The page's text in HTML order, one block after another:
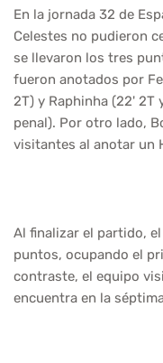
En la jornada 32 de
Celestes no pudieron
se llevaron los tres
fueron anotados por
2T) y Raphinha (22' 2T
penal). Por otro lado,
visitantes al anotar un
Al finalizar el partido,
puntos, ocupando el
contraste, el equipo
encuentra en la